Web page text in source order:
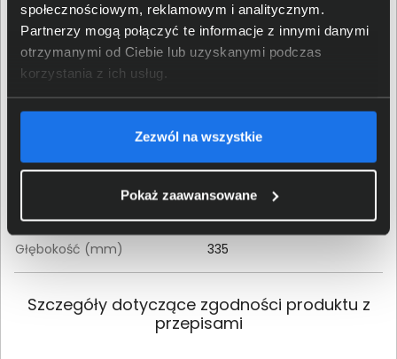
społecznościowym, reklamowym i analitycznym.
Partnerzy mogą połączyć te informacje z innymi danymi
otrzymanymi od Ciebie lub uzyskanymi podczas
korzystania z ich usług.
Zezwól na wszystkie
Pokaż zaawansowane
Rodzaj obudowy 2U
Kolor obudowy Czarny
Waga produktu 12,00 kg
Wysokość (mm)
440
Głębokość (mm) 335
Szczegóły dotyczące zgodności produktu z
przepisami